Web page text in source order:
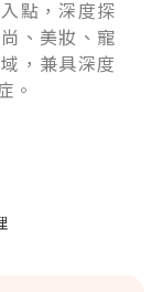
點，深度探
、美妝、寵
，兼具深度
。